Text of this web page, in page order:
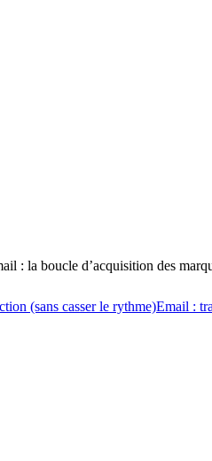
: la boucle d’acquisition des
(sans casser le rythme)Email :